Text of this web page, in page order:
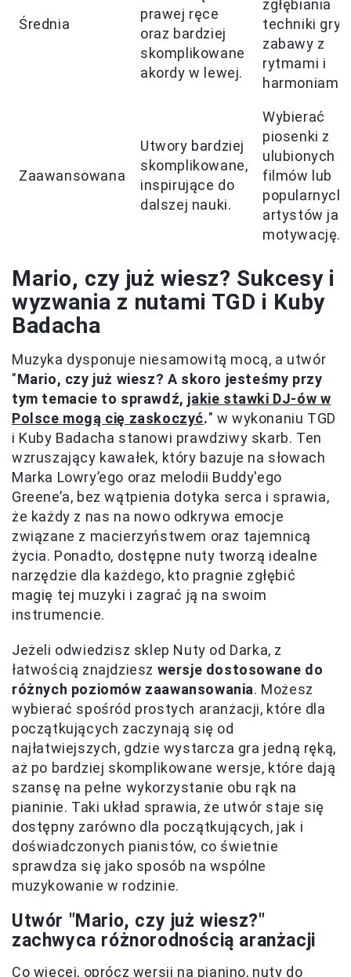
Średnia
prawej ręce
oraz bardziej
skomplikowane
akordy w lewej.
zgłębiania
techniki gry i
zabawy z
rytmami i
harmoniami.
Zaawansowana
Utwory bardziej
skomplikowane,
inspirujące do
dalszej nauki.
Wybierać
piosenki z
ulubionych
filmów lub
popularnych
artystów
motywację.
Mario, czy już wiesz? Sukcesy i
wyzwania z nutami TGD i Kuby
Badacha
Muzyka dysponuje niesamowitą mocą, a utwór
"Mario, czy już wiesz? A skoro jesteśmy przy
tym temacie to sprawdź, jakie stawki DJ-ów w
Polsce mogą cię zaskoczyć." w wykonaniu TGD
i Kuby Badacha stanowi prawdziwy skarb. Ten
wzruszający kawałek, który bazuje na słowach
Marka Lowry’ego oraz melodii Buddy'ego
Greene’a, bez wątpienia dotyka serca i sprawia,
że każdy z nas na nowo odkrywa emocje
związane z macierzyństwem oraz tajemnicą
życia. Ponadto, dostępne nuty tworzą idealne
narzędzie dla każdego, kto pragnie zgłębić
magię tej muzyki i zagrać ją na swoim
instrumencie.
Jeżeli odwiedzisz sklep Nuty od Darka, z
łatwością znajdziesz wersje dostosowane do
różnych poziomów zaawansowania. Możesz
wybierać spośród prostych aranżacji, które dla
początkujących zaczynają się od
najłatwiejszych, gdzie wystarcza gra jedną ręką,
aż po bardziej skomplikowane wersje, które dają
szansę na pełne wykorzystanie obu rąk na
pianinie. Taki układ sprawia, że utwór staje się
dostępny zarówno dla początkujących, jak i
doświadczonych pianistów, co świetnie
sprawdza się jako sposób na wspólne
muzykowanie w rodzinie.
Utwór "Mario, czy już wiesz?"
zachwyca różnorodnością aranżacji
Co więcej, oprócz wersji na pianino, nuty do